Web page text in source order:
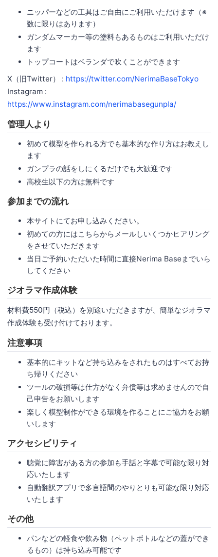
ニッパーなどの工具はご自由にご利用いただけます（※
数に限りはあります）
ガンダムマーカー等の塗料もあるものはご利用いただけ
ます
トップコートはベランダで吹くことができます
X（旧Twitter） : https://twitter.com/NerimaBaseTokyo
Instagram :
https://www.instagram.com/nerimabasegunpla/
管理人より
初めて模型を作られる方でも基本的な作り方はお教えし
ます
ガンプラの話をしにくるだけでも大歓迎です
高校生以下の方は無料です
参加までの流れ
本サイトにてお申し込みください。
初めての方にはこちらからメールしいくつかヒアリング
をさせていただきます
当日ご予約いただいた時間に直接Nerima Baseまでいら
してください
ジオラマ作成体験
材料費550円（税込）を別途いただきますが、簡単なジオラマ
作成体験も受け付けております。
注意事項
基本的にキットなど持ち込みをされたものはすべてお持
ち帰りください
ツールの破損等は仕方がなく弁償等は求めませんので自
己申告をお願いします
楽しく模型制作ができる環境を作ることにご協力をお願
いします
アクセシビリティ
聴覚に障害がある方の参加も手話と字幕で可能な限り対
応いたします
自動翻訳アプリで多言語間のやりとりも可能な限り対応
いたします
その他
パンなどの軽食や飲み物（ペットボトルなどの蓋ができ
るもの）は持ち込み可能です